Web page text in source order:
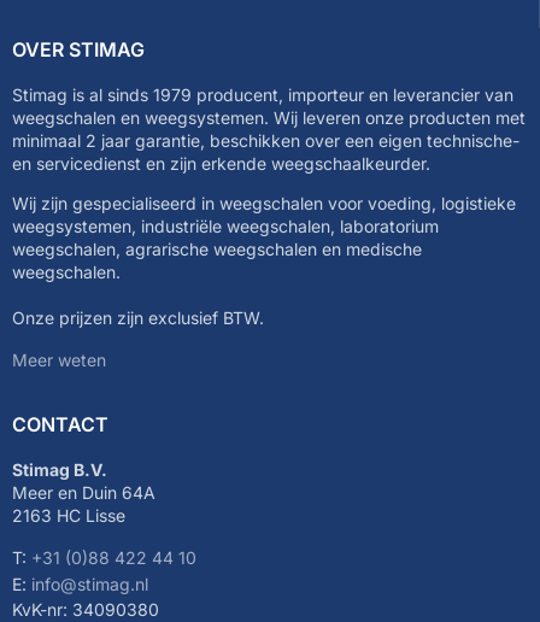
OVER STIMAG
Stimag is al sinds 1979 producent, importeur en leverancier van
weegschalen en weegsystemen. Wij leveren onze producten met
minimaal 2 jaar garantie, beschikken over een eigen technische-
en servicedienst en zijn erkende weegschaalkeurder.
Wij zijn gespecialiseerd in weegschalen voor voeding, logistieke
weegsystemen, industriële weegschalen, laboratorium
weegschalen, agrarische weegschalen en medische
weegschalen.
Onze prijzen zijn exclusief BTW.
Meer weten
CONTACT
Stimag B.V.
Meer en Duin 64A
2163 HC Lisse
T: +31 (0)88 422 44 10
E: info@stimag.nl
KvK-nr: 34090380